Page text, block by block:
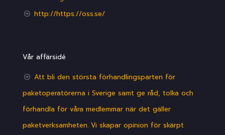
http://https://oss.se/
Vår affärsidé
Att bli den största förhandlingsparten för
paketoperatörerna i Sverige samt ge råd, tolka och
förhandla för våra medlemmar när det gäller
paketverksamheten. Vi skapar opinion för skärpt